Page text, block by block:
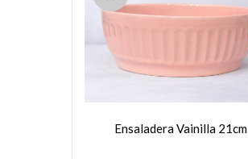
Ensaladera Vainilla 21cm